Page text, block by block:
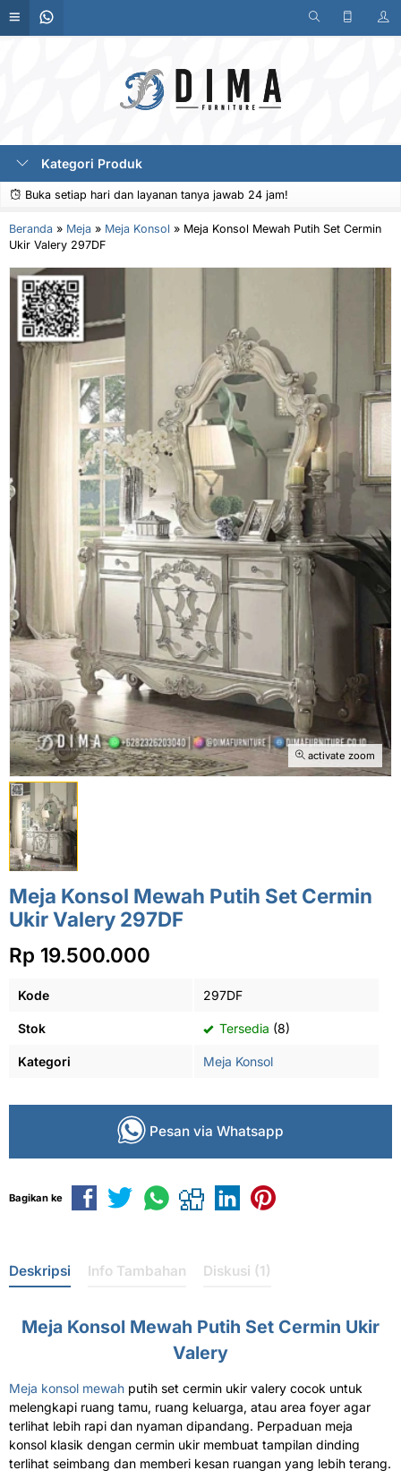
Kategori Produk
Buka setiap hari dan layanan tanya jawab 24 jam!
Beranda » Meja » Meja Konsol » Meja Konsol Mewah Putih Set Cermin
Ukir Valery 297DF
activate zoom
Meja Konsol Mewah Putih Set Cermin
Ukir Valery 297DF
Rp 19.500.000
Kode 297DF
Stok Tersedia (8)
Kategori Meja Konsol
Pesan via Whatsapp
Bagikan ke
Deskripsi Info Tambahan Diskusi (1)
Meja Konsol Mewah Putih Set Cermin Ukir
Valery
Meja konsol mewah putih set cermin ukir valery cocok untuk
melengkapi ruang tamu, ruang keluarga, atau area foyer agar
terlihat lebih rapi dan nyaman dipandang. Perpaduan meja
konsol klasik dengan cermin ukir membuat tampilan dinding
terlihat seimbang dan memberi kesan ruangan yang lebih terang.